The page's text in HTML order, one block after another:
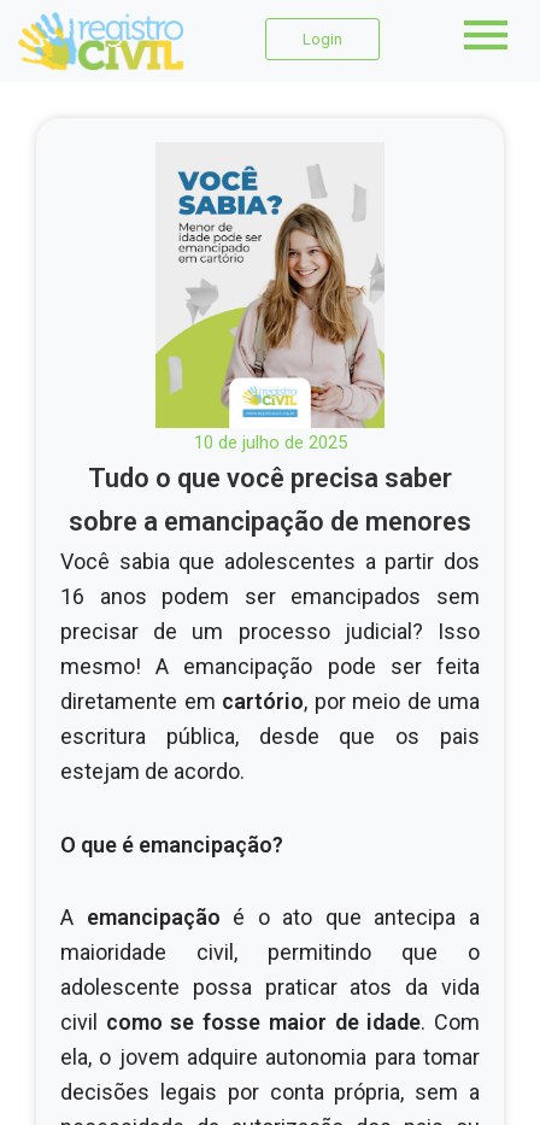
Login
10 de julho de 2025
Tudo o que você precisa saber
sobre a emancipação de menores
Você sabia que adolescentes a partir dos
16 anos podem ser emancipados sem
precisar de um processo judicial? Isso
mesmo! A emancipação pode ser feita
diretamente em cartório, por meio de uma
escritura pública, desde que os pais
estejam de acordo.
O que é emancipação?
A emancipação é o ato que antecipa a
maioridade civil, permitindo que o
adolescente possa praticar atos da vida
civil como se fosse maior de idade. Com
ela, o jovem adquire autonomia para tomar
decisões legais por conta própria, sem a